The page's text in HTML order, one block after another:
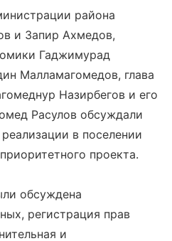
района
и Запир Ахмедов,
Гаджимурад
Малламагомедов, глава
Назирбегов и его
Расулов обсуждали
в поселении
проекта.
обсуждена
регистрация прав
и